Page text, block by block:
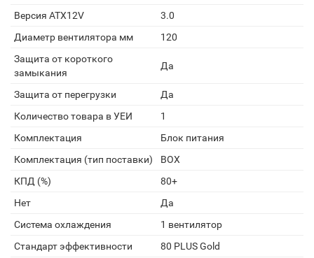
Версия ATX12V
3.0
Диаметр вентилятора мм
120
Защита от короткого
замыкания
Да
Защита от перегрузки
Да
Количество товара в УЕИ
1
Комплектация
Блок питания
Комплектация (тип поставки)
BOX
КПД (%)
80+
Нет
Да
Система охлаждения
1 вентилятор
Стандарт эффективности
80 PLUS Gold